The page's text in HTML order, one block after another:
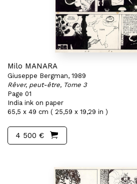
Milo MANARA
Giuseppe Bergman, 1989
Rêver, peut-être, Tome 3
Page 01
India ink on paper
65,5 x 49 cm ( 25,59 x 19,29 in )
4 500 €